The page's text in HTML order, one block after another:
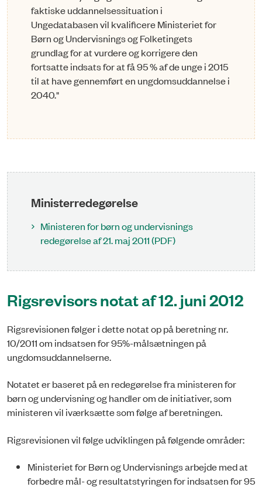
faktiske uddannelsessituation i
Ungedatabasen vil kvalificere Ministeriet for
Børn og Undervisnings og Folketingets
grundlag for at vurdere og korrigere den
fortsatte indsats for at få 95 % af de unge i 2015
til at have gennemført en ungdomsuddannelse i
2040."
Ministerredegørelse
Ministeren for børn og undervisnings
redegørelse af 21. maj 2011 (PDF)
Rigsrevisors notat af 12. juni 2012
Rigsrevisionen følger i dette notat op på beretning nr.
10/2011 om indsatsen for 95%-målsætningen på
ungdomsuddannelserne.
Notatet er baseret på en redegørelse fra ministeren for
børn og undervisning og handler om de initiativer, som
ministeren vil iværksætte som følge af beretningen.
Rigsrevisionen vil følge udviklingen på følgende områder:
Ministeriet for Børn og Undervisnings arbejde med at
forbedre mål- og resultatstyringen for indsatsen for 95